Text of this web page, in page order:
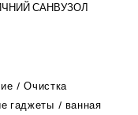
САНВУЗОЛ
Очистка
гаджеты
ванная